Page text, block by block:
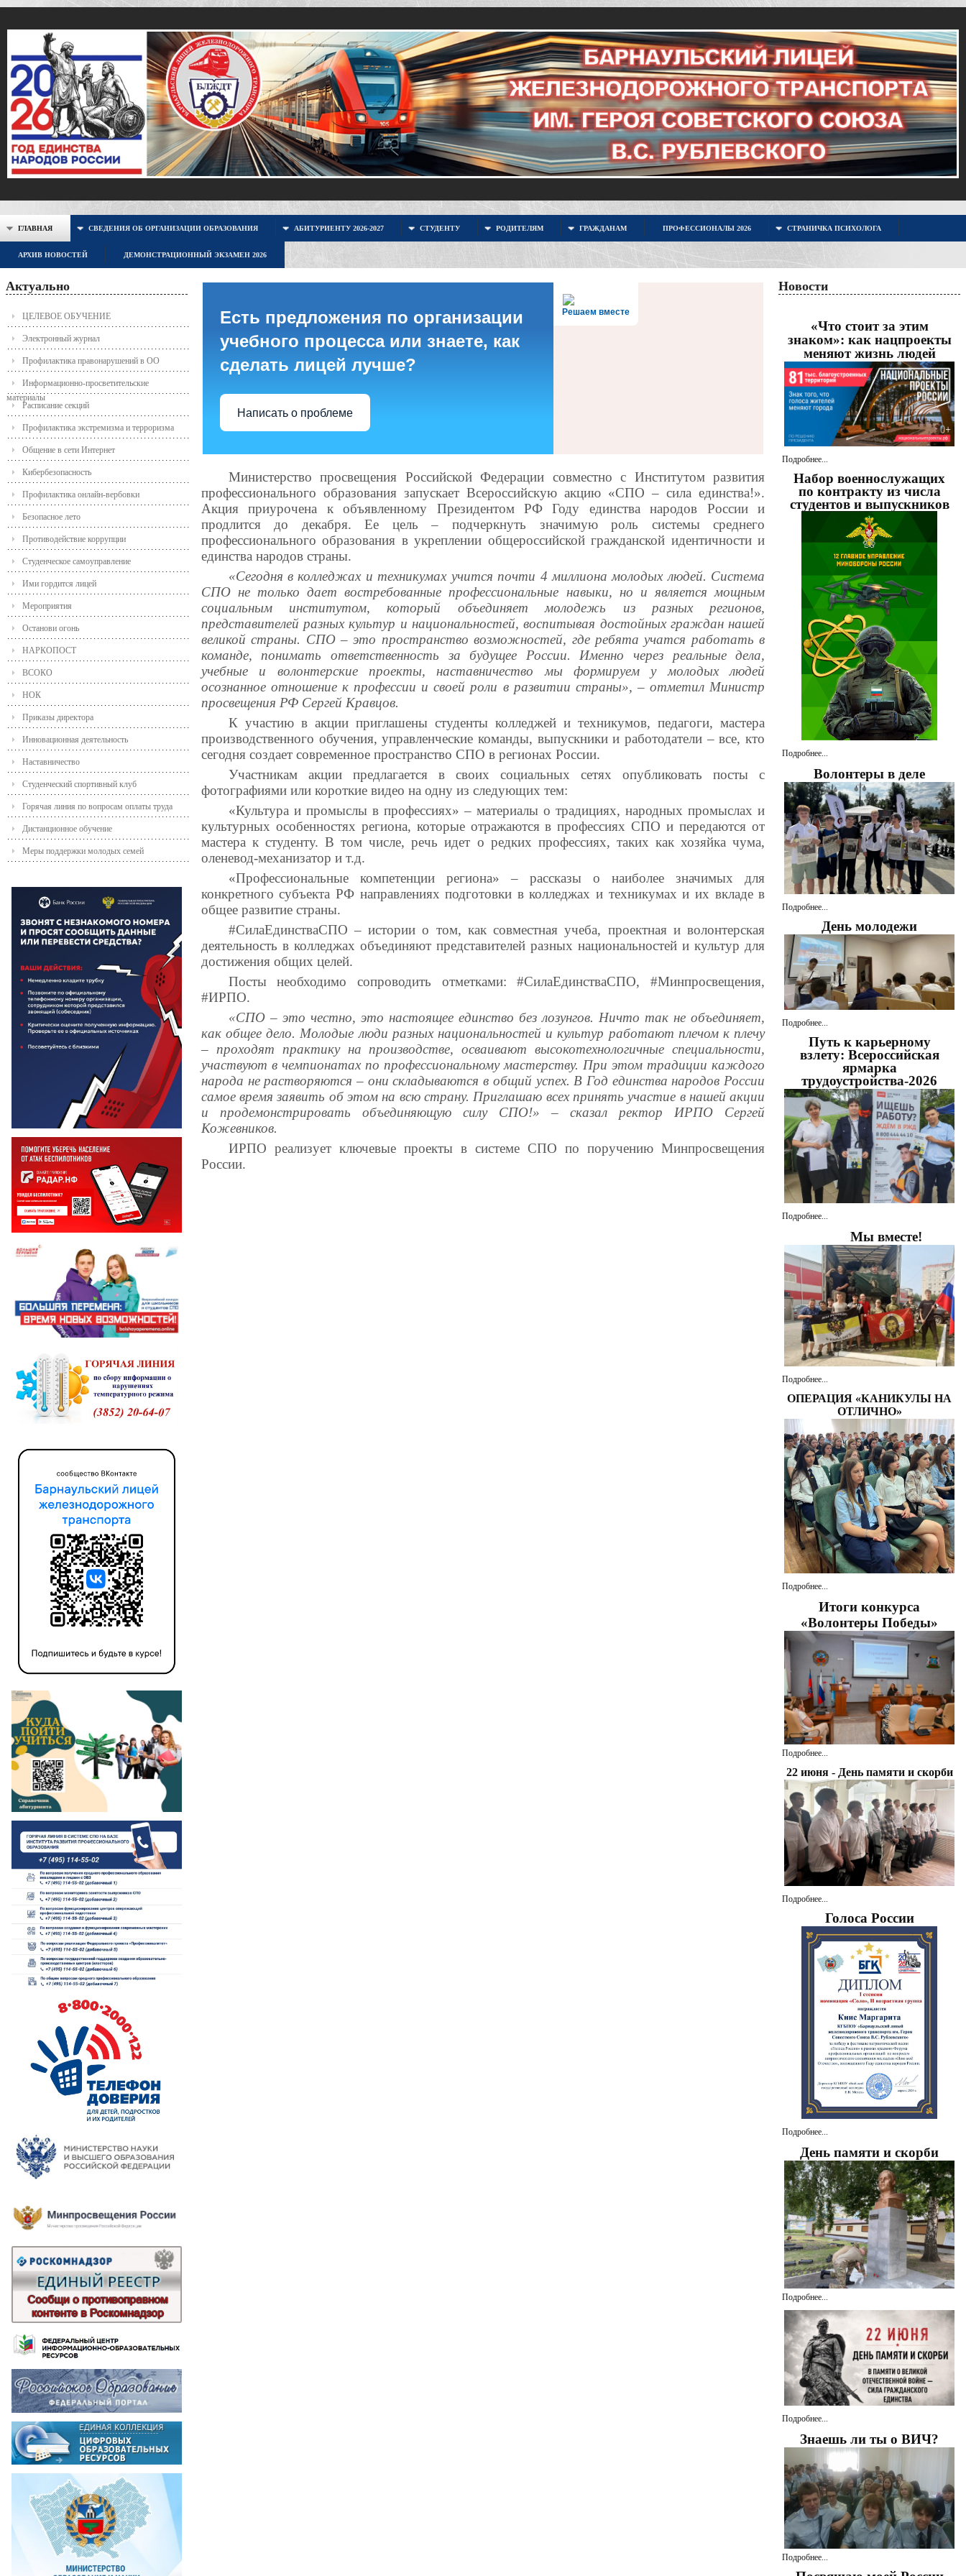
ГЛАВНАЯ СВЕДЕНИЯ ОБ ОРГАНИЗАЦИИ ОБРАЗОВАНИЯ АБИТУРИЕНТУ 2026-2027 СТУДЕНТУ РОДИТЕЛЯМ ГРАЖДАНАМ ПРОФЕССИОНАЛЫ 2026 СТРАНИЧКА ПСИХОЛОГА
АРХИВ НОВОСТЕЙ ДЕМОНСТРАЦИОННЫЙ ЭКЗАМЕН 2026
Актуально
ЦЕЛЕВОЕ ОБУЧЕНИЕ
Электронный журнал
Профилактика правонарушений в ОО
Информационно-просветительские
материалы
Расписание секций
Профилактика экстремизма и терроризма
Общение в сети Интернет
Кибербезопасность
Профилактика онлайн-вербовки
Безопасное лето
Противодействие коррупции
Студенческое самоуправление
Ими гордится лицей
Мероприятия
Останови огонь
НАРКОПОСТ
ВСОКО
НОК
Приказы директора
Инновационная деятельность
Наставничество
Студенческий спортивный клуб
Горячая линия по вопросам оплаты труда
Дистанционное обучение
Меры поддержки молодых семей
Решаем вместе
Есть предложения по организации
учебного процесса или знаете, как
сделать лицей лучше?
Написать о проблеме
Министерство просвещения Российской Федерации совместно с Институтом развития
профессионального образования запускает Всероссийскую акцию «СПО – сила единства!».
Акция приурочена к объявленному Президентом РФ Году единства народов России и
продлится до декабря. Ее цель – подчеркнуть значимую роль системы среднего
профессионального образования в укреплении общероссийской гражданской идентичности и
единства народов страны.
«Сегодня в колледжах и техникумах учится почти 4 миллиона молодых людей. Система
СПО не только дает востребованные профессиональные навыки, но и является мощным
социальным институтом, который объединяет молодежь из разных регионов,
представителей разных культур и национальностей, воспитывая достойных граждан нашей
великой страны. СПО – это пространство возможностей, где ребята учатся работать в
команде, понимать ответственность за будущее России. Именно через реальные дела,
учебные и волонтерские проекты, наставничество мы формируем у молодых людей
осознанное отношение к профессии и своей роли в развитии страны», – отметил Министр
просвещения РФ Сергей Кравцов.
К участию в акции приглашены студенты колледжей и техникумов, педагоги, мастера
производственного обучения, управленческие команды, выпускники и работодатели – все, кто
сегодня создает современное пространство СПО в регионах России.
Участникам акции предлагается в своих социальных сетях опубликовать посты с
фотографиями или короткие видео на одну из следующих тем:
«Культура и промыслы в профессиях» – материалы о традициях, народных промыслах и
культурных особенностях региона, которые отражаются в профессиях СПО и передаются от
мастера к студенту. В том числе, речь идет о редких профессиях, таких как хозяйка чума,
оленевод-механизатор и т.д.
«Профессиональные компетенции региона» – рассказы о наиболее значимых для
конкретного субъекта РФ направлениях подготовки в колледжах и техникумах и их вкладе в
общее развитие страны.
#СилаЕдинстваСПО – истории о том, как совместная учеба, проектная и волонтерская
деятельность в колледжах объединяют представителей разных национальностей и культур для
достижения общих целей.
Посты необходимо сопроводить отметками: #СилаЕдинстваСПО, #Минпросвещения,
#ИРПО.
«СПО – это честно, это настоящее единство без лозунгов. Ничто так не объединяет,
как общее дело. Молодые люди разных национальностей и культур работают плечом к плечу
– проходят практику на производстве, осваивают высокотехнологичные специальности,
участвуют в чемпионатах по профессиональному мастерству. При этом традиции каждого
народа не растворяются – они складываются в общий успех. В Год единства народов России
самое время заявить об этом на всю страну. Приглашаю всех принять участие в нашей акции
и продемонстрировать объединяющую силу СПО!» – сказал ректор ИРПО Сергей
Кожевников.
ИРПО реализует ключевые проекты в системе СПО по поручению Минпросвещения
России.
Новости
«Что стоит за этим
знаком»: как нацпроекты
меняют жизнь людей
Подробнее...
Набор военнослужащих
по контракту из числа
студентов и выпускников
Подробнее...
Волонтеры в деле
Подробнее...
День молодежи
Подробнее...
Путь к карьерному
взлету: Всероссийская
ярмарка
трудоустройства-2026
Подробнее...
Мы вместе!
Подробнее...
ОПЕРАЦИЯ «КАНИКУЛЫ НА
ОТЛИЧНО»
Подробнее...
Итоги конкурса
«Волонтеры Победы»
Подробнее...
22 июня - День памяти и скорби
Подробнее...
Голоса России
Подробнее...
День памяти и скорби
Подробнее...
Подробнее...
Знаешь ли ты о ВИЧ?
Подробнее...